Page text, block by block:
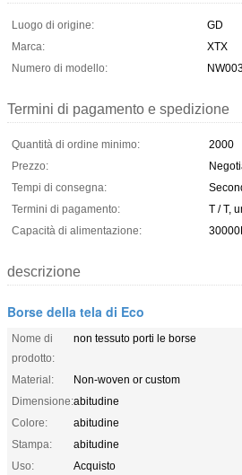
Luogo di origine:
GD
Marca:
XTX
Numero di modello:
Termini di pagamento e spedizione
Quantità di ordine minimo:
2000
Prezzo:
Tempi di consegna:
Termini di pagamento:
T / T,
Capacità di alimentazione:
descrizione
Borse della tela di Eco
Nome di
prodotto:
non tessuto porti le borse
Material:
Non-woven or custom
Dimensione:abitudine
Colore:
abitudine
Stampa:
abitudine
Uso:
Acquisto